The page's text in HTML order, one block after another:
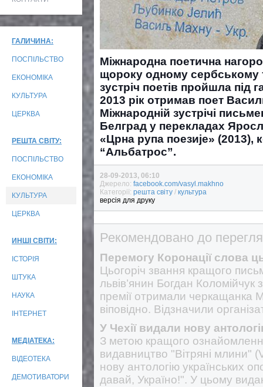
ГАЛИЧИНА:
ПОСПІЛЬСТВО
ЕКОНОМІКА
КУЛЬТУРА
ЦЕРКВА
РЕШТА СВІТУ:
ПОСПІЛЬСТВО
ЕКОНОМІКА
КУЛЬТУРА
ЦЕРКВА
ИНШІ СВІТИ:
ІСТОРІЯ
ШТУКА
НАУКА
ІНТЕРНЕТ
МЕДІАТЕКА:
ВІДЕОТЕКА
ДЕМОТИВАТОРИ
Міжнародна поетична
щороку одному сербському
зустріч поетів пройшла під
2013 рік отримав поет
Міжнародній зустрічі
Белград у перекладах
«Црна рупа поезиjе» (2013),
“Альбатрос”.
28-09-2013, 06:10
Джерело: facebook.com/vasyl.makhno
Категорії: решта світу / культура
версія для друку
Рекомендовано до
Перемогу Коронації слова
Цьогоріч звання кращого
львів’янин Богдан
премії отримали черкащанка
віповідно. Відзначили
У Чехії видали нову
З метою кращого
видавництво "Вітряні млини"
нову антологію українських
давай, Україно!". У цьому